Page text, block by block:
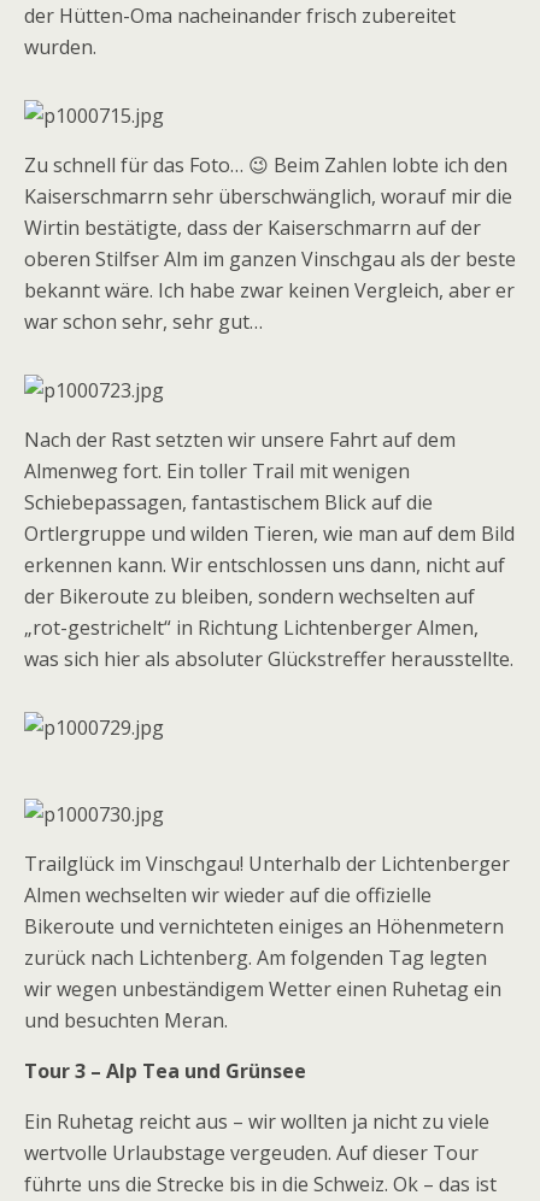
der Hütten-Oma nacheinander frisch zubereitet
wurden.
Zu schnell für das Foto… 😉 Beim Zahlen lobte ich den
Kaiserschmarrn sehr überschwänglich, worauf mir die
Wirtin bestätigte, dass der Kaiserschmarrn auf der
oberen Stilfser Alm im ganzen Vinschgau als der beste
bekannt wäre. Ich habe zwar keinen Vergleich, aber er
war schon sehr, sehr gut…
Nach der Rast setzten wir unsere Fahrt auf dem
Almenweg fort. Ein toller Trail mit wenigen
Schiebepassagen, fantastischem Blick auf die
Ortlergruppe und wilden Tieren, wie man auf dem Bild
erkennen kann. Wir entschlossen uns dann, nicht auf
der Bikeroute zu bleiben, sondern wechselten auf
„rot-gestrichelt“ in Richtung Lichtenberger Almen,
was sich hier als absoluter Glückstreffer herausstellte.
Trailglück im Vinschgau! Unterhalb der Lichtenberger
Almen wechselten wir wieder auf die offizielle
Bikeroute und vernichteten einiges an Höhenmetern
zurück nach Lichtenberg. Am folgenden Tag legten
wir wegen unbeständigem Wetter einen Ruhetag ein
und besuchten Meran.
Tour 3 – Alp Tea und Grünsee
Ein Ruhetag reicht aus – wir wollten ja nicht zu viele
wertvolle Urlaubstage vergeuden. Auf dieser Tour
führte uns die Strecke bis in die Schweiz. Ok – das ist